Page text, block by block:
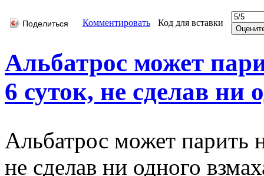
Поделиться Комментировать Код для вставки
Альбатрос может
6 суток, не сделав
Альбатрос может парить
не сделав ни одного